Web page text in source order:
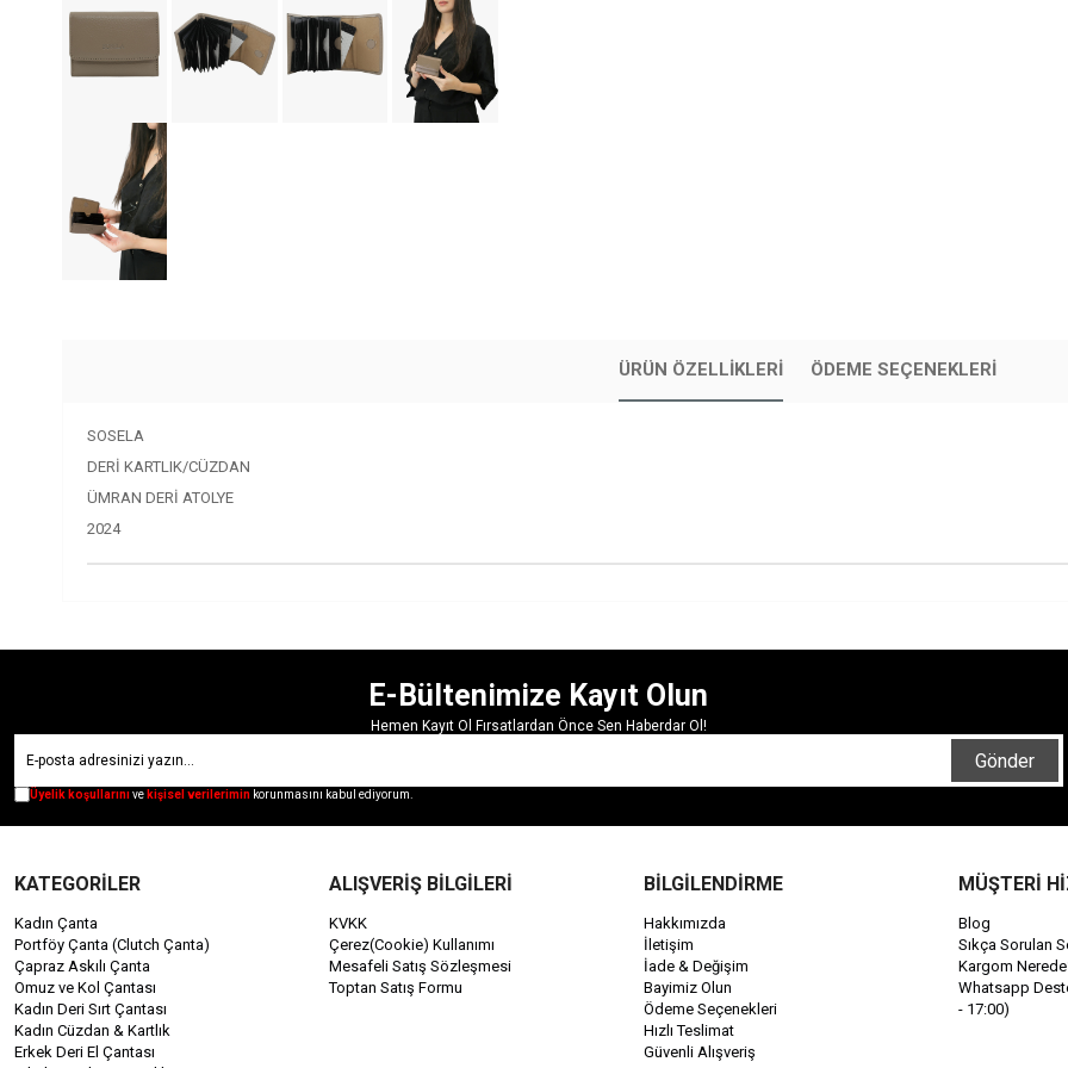
ÜRÜN ÖZELLIKLERI ÖDEME SEÇENEKLERI
SOSELA
DERİ KARTLIK/CÜZDAN
ÜMRAN DERİ ATOLYE
2024
E-Bültenimize Kayıt Olun
Hemen Kayıt Ol Fırsatlardan Önce Sen Haberdar Ol!
Gönder
Üyelik koşullarınıve kişisel verilerimin korunmasını kabul ediyorum.
KATEGORİLER
Kadın Çanta
Portföy Çanta (Clutch Çanta)
Çapraz Askılı Çanta
Omuz ve Kol Çantası
Kadın Deri Sırt Çantası
Kadın Cüzdan & Kartlık
Erkek Deri El Çantası
ALIŞVERİŞ BİLGİLERİ
KVKK
Çerez(Cookie) Kullanımı
Mesafeli Satış Sözleşmesi
Toptan Satış Formu
BİLGİLENDİRME
Hakkımızda
İletişim
İade & Değişim
Bayimiz Olun
Ödeme Seçenekleri
Hızlı Teslimat
Güvenli Alışveriş
MÜŞTERİ
Blog
Sıkça Sorulan
Kargom
Whatsapp
- 17:00)